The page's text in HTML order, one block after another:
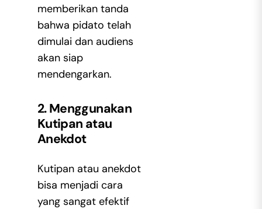
memberikan tanda
bahwa pidato telah
dimulai dan audiens
akan siap
mendengarkan.
2. Menggunakan
Kutipan atau
Anekdot
Kutipan atau anekdot
bisa menjadi cara
yang sangat efektif